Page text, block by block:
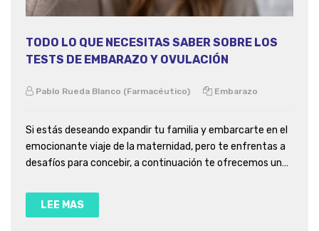
TODO LO QUE NECESITAS SABER SOBRE LOS
TESTS DE EMBARAZO Y OVULACIÓN
Pablo Rueda Blanco (Farmacéutico) Embarazo
Si estás deseando expandir tu familia y embarcarte en el
emocionante viaje de la maternidad, pero te enfrentas a
desafíos para concebir, a continuación te ofrecemos una
LEE MAS